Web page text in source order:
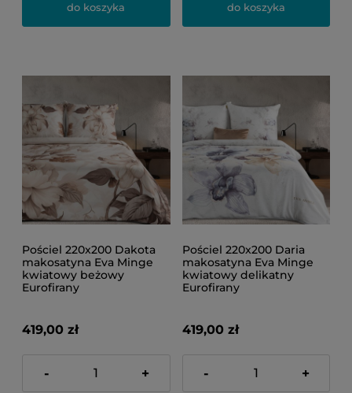
do koszyka do koszyka
Pościel 220x200 Dakota
makosatyna Eva Minge
kwiatowy beżowy
Eurofirany
419,00 zł
- +
Pościel 220x200 Daria
makosatyna Eva Minge
kwiatowy delikatny
Eurofirany
419,00 zł
- +